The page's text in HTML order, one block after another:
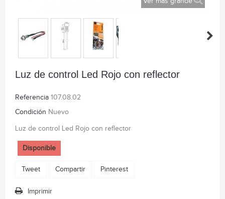
Luz de control Led Rojo con reflector
Referencia 107.08.02
Condición Nuevo
Luz de control Led Rojo con reflector
Disponible
Tweet Compartir Pinterest
Imprimir